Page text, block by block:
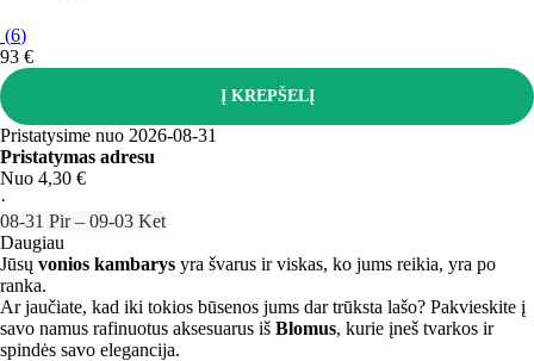
(6)
93 €
Į KREPŠELĮ
Pristatysime nuo 2026‑08‑31
Pristatymas adresu
Nuo 4,30 €
·
08‑31 Pir – 09‑03 Ket
Daugiau
Jūsų vonios kambarys yra švarus ir viskas, ko jums reikia, yra po
ranka.
Ar jaučiate, kad iki tokios būsenos jums dar trūksta lašo? Pakvieskite į
savo namus rafinuotus aksesuarus iš Blomus, kurie įneš tvarkos ir
spindės savo elegancija.